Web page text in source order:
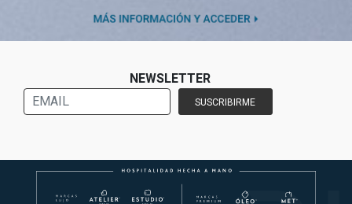
NEWSLETTER